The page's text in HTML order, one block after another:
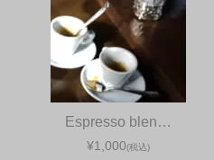
Espresso blen…
¥1,000(税込)